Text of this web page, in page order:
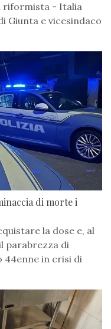
riformista - Italia
Giunta e vicesindaco
di morte i
la dose e, al
parabrezza di
in crisi di